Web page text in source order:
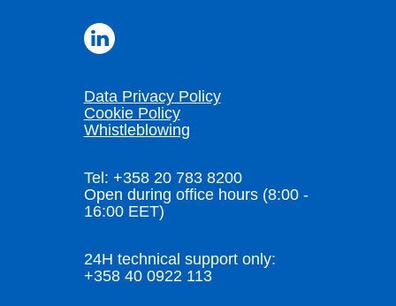
Data Privacy Policy
Cookie Policy
Whistleblowing
Tel: +358 20 783 8200
Open during office hours (8:00 -
16:00 EET)
24H technical support only:
+358 40 0922 113